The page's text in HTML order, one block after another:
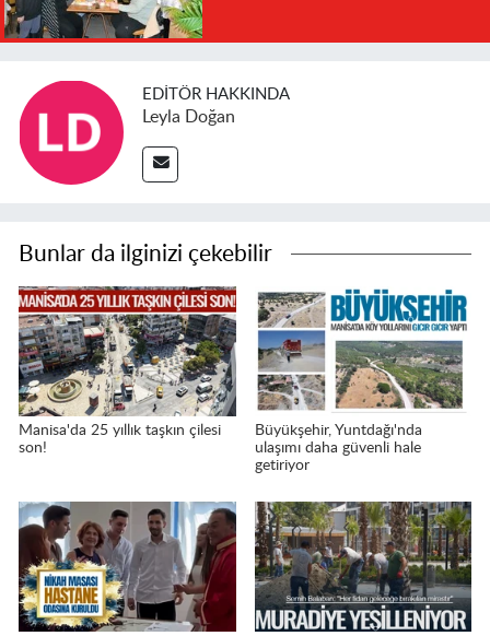
EDITÖR HAKKINDA
Leyla Doğan
Bunlar da ilginizi çekebilir
Manisa'da 25 yıllık taşkın çilesi
son!
Büyükşehir, Yuntdağı'nda
ulaşımı daha güvenli hale
getiriyor